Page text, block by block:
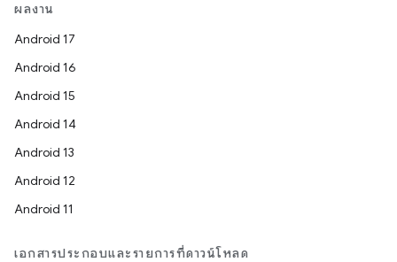
ผลงาน
Android 17
Android 16
Android 15
Android 14
Android 13
Android 12
Android 11
เอกสารประกอบและรายการที่ดาวน์โหลด